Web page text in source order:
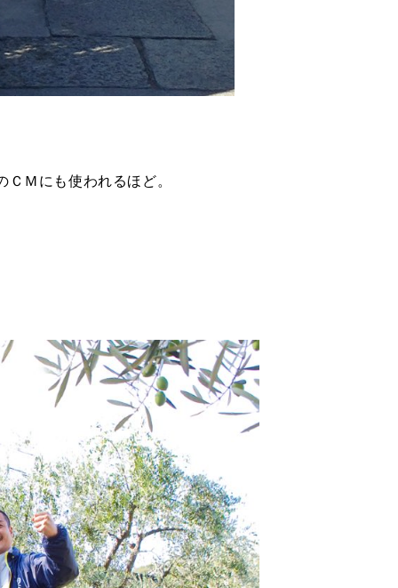
Ｍにも使われるほど。